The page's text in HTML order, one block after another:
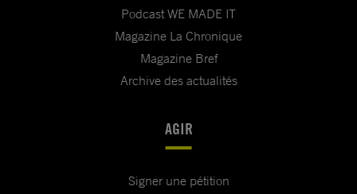
Podcast WE MADE IT
Magazine La Chronique
Magazine Bref
Archive des actualités
AGIR
Signer une pétition